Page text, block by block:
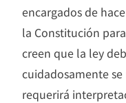
encargados de
la Constitución
creen que la ley
cuidadosamente
requerirá